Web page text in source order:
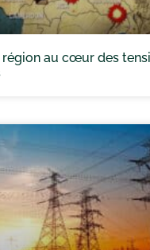
région au cœur des